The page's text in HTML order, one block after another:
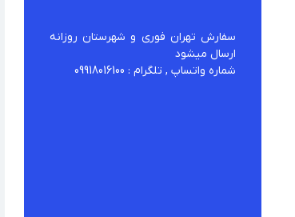
شماره واتساپ , تلگرام : 09918016100